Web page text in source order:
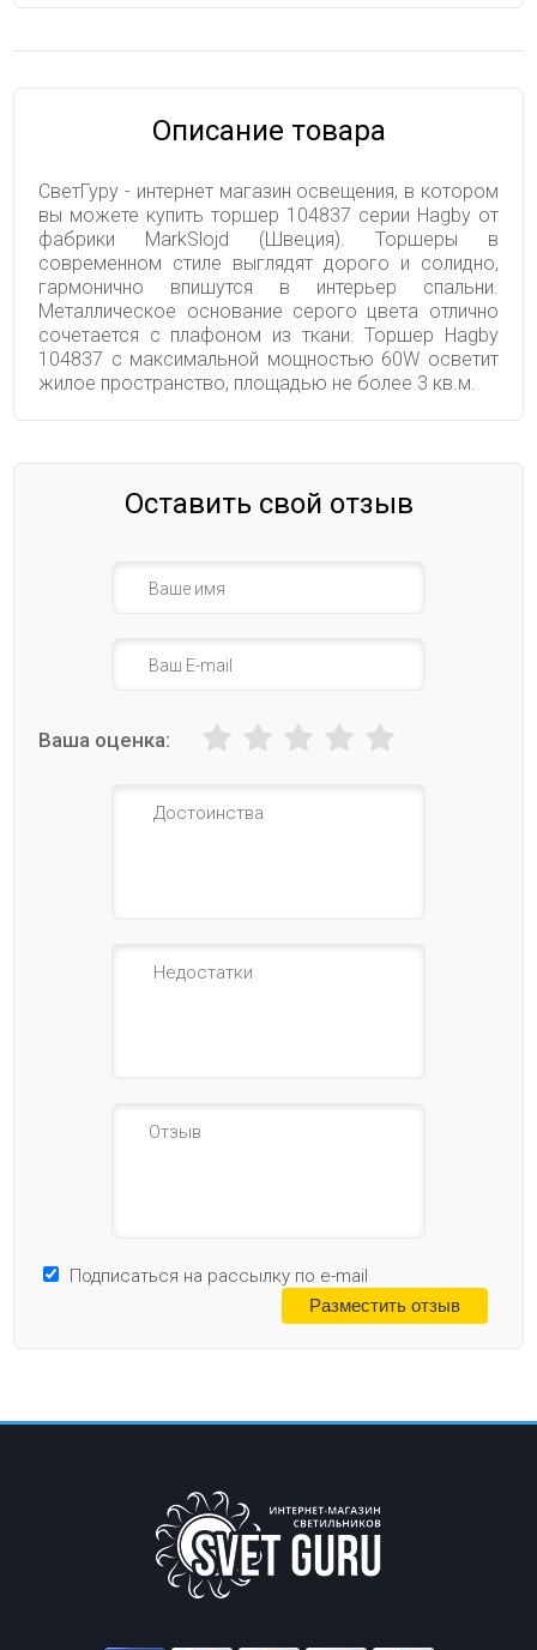
Описание товара
СветГуру - интернет магазин освещения, в котором
вы можете купить торшер 104837 серии Hagby от
фабрики MarkSlojd (Швеция). Торшеры в
современном стиле выглядят дорого и солидно,
гармонично впишутся в интерьер спальни.
Металлическое основание серого цвета отлично
сочетается с плафоном из ткани. Торшер Hagby
104837 с максимальной мощностью 60W осветит
жилое пространство, площадью не более 3 кв.м.
Оставить свой отзыв
Ваша оценка:
Подписаться на рассылку по e-mail